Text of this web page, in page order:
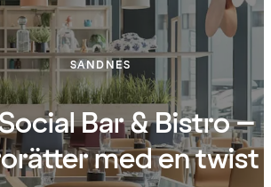
SANDNES
Bar & Bistro –
med en twist